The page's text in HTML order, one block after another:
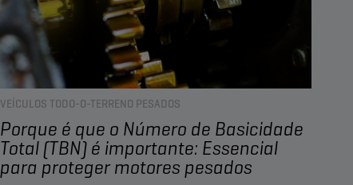
VEÍCULOS TODO-O-TERRENO PESADOS
Porque é que o Número de Basicidade
Total (TBN) é importante: Essencial
para proteger motores pesados